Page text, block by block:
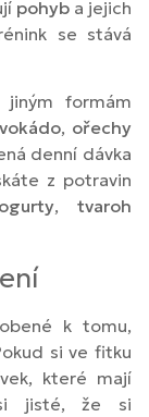
pohyb a jejich
se stává
formám
, ořechy
denní dávka
z potravin
,tvaroh
k tomu,
si ve fitku
které mají
jisté, že si